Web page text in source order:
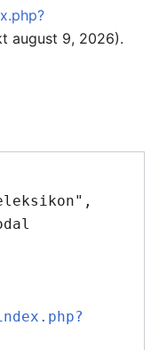
august 9, 2026).